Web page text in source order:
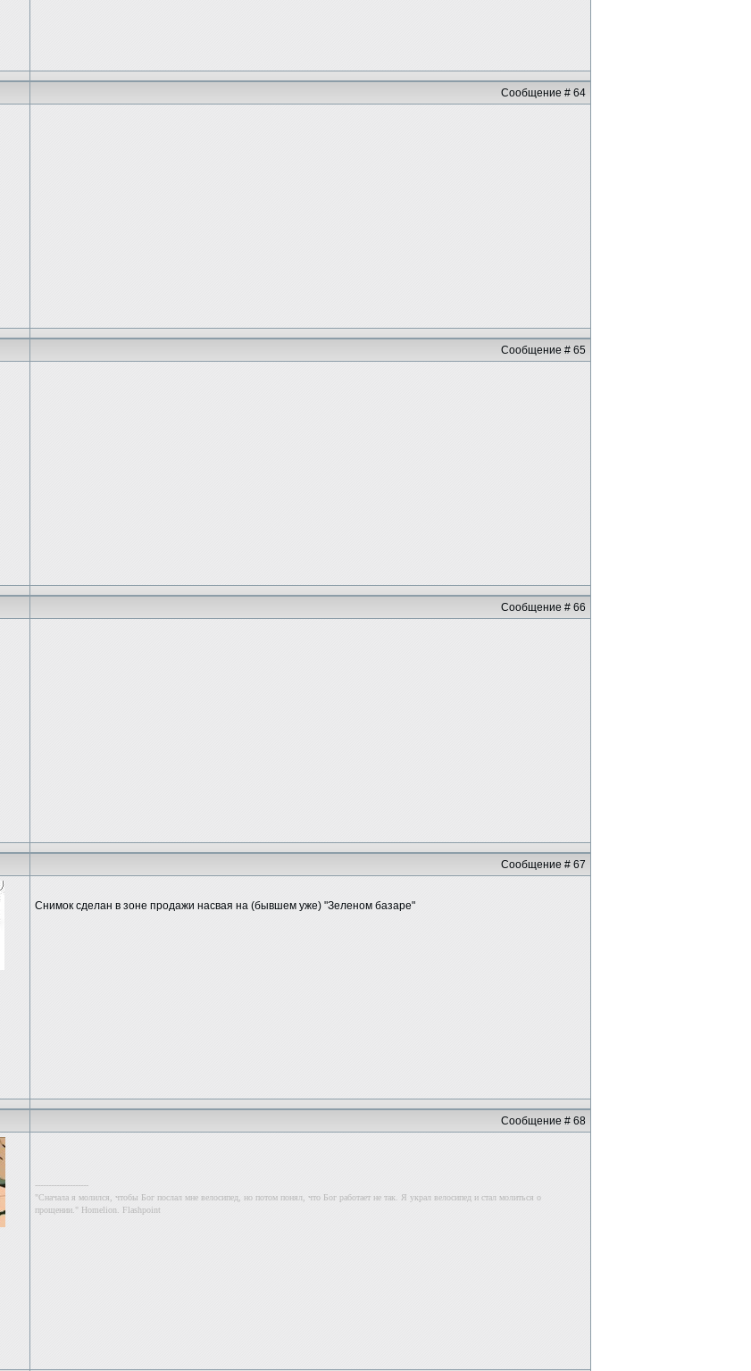
Сообщение # 64
Сообщение # 65
Сообщение # 66
Сообщение # 67
Снимок сделан в зоне продажи насвая на (бывшем уже) "Зеленом базаре"
Сообщение # 68
--------------------
"Сначала я молился, чтобы Бог послал мне велосипед, но потом понял, что Бог работает не так. Я украл велосипед и стал молиться о
прощении." Homelion. Flashpoint